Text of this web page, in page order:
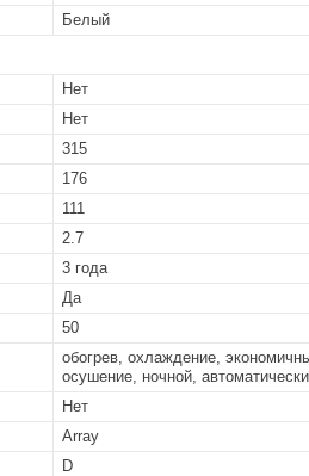
Белый
Нет
Нет
315
176
111
2.7
3 года
Да
50
обогрев, охлаждение,
осушение, ночной,
Нет
Array
D